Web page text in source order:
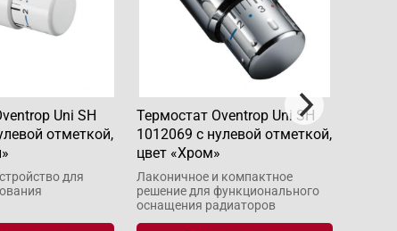
Uni SH
отметкой,
для
Термостат Oventrop Uni SH
1012069 с нулевой отметкой,
цвет «Хром»
Лаконичное и компактное
решение для функционального
оснащения радиаторов